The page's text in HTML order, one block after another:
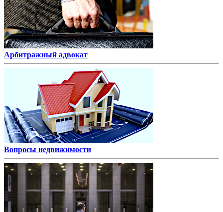
Арбитражный адвокат
Вопросы недвижимости